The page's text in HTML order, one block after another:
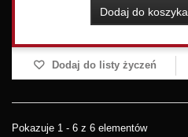
Dodaj do koszyka
Dodaj do listy życzeń
Pokazuje 1 - 6 z 6 elementów